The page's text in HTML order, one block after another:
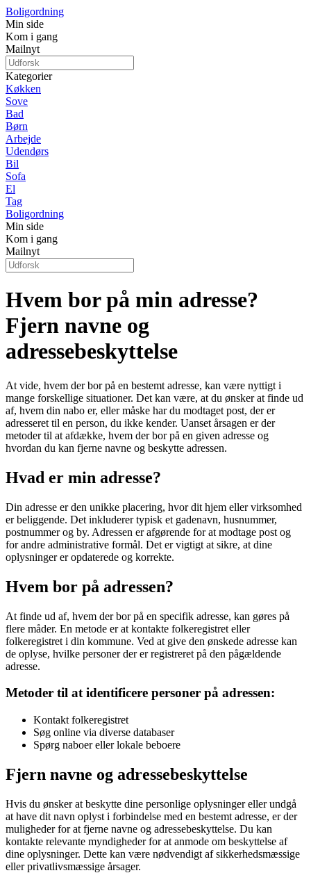
Boligordning
Min side
Kom i gang
Mailnyt
Kategorier
Køkken
Sove
Bad
Børn
Arbejde
Udendørs
Bil
Sofa
El
Tag
Boligordning
Min side
Kom i gang
Mailnyt
Hvem bor på min adresse?
Fjern navne og
adressebeskyttelse
At vide, hvem der bor på en bestemt adresse, kan være nyttigt i
mange forskellige situationer. Det kan være, at du ønsker at finde ud
af, hvem din nabo er, eller måske har du modtaget post, der er
adresseret til en person, du ikke kender. Uanset årsagen er der
metoder til at afdække, hvem der bor på en given adresse og
hvordan du kan fjerne navne og beskytte adressen.
Hvad er min adresse?
Din adresse er den unikke placering, hvor dit hjem eller virksomhed
er beliggende. Det inkluderer typisk et gadenavn, husnummer,
postnummer og by. Adressen er afgørende for at modtage post og
for andre administrative formål. Det er vigtigt at sikre, at dine
oplysninger er opdaterede og korrekte.
Hvem bor på adressen?
At finde ud af, hvem der bor på en specifik adresse, kan gøres på
flere måder. En metode er at kontakte folkeregistret eller
folkeregistret i din kommune. Ved at give den ønskede adresse kan
de oplyse, hvilke personer der er registreret på den pågældende
adresse.
Metoder til at identificere personer på adressen:
Kontakt folkeregistret
Søg online via diverse databaser
Spørg naboer eller lokale beboere
Fjern navne og adressebeskyttelse
Hvis du ønsker at beskytte dine personlige oplysninger eller undgå
at have dit navn oplyst i forbindelse med en bestemt adresse, er der
muligheder for at fjerne navne og adressebeskyttelse. Du kan
kontakte relevante myndigheder for at anmode om beskyttelse af
dine oplysninger. Dette kan være nødvendigt af sikkerhedsmæssige
eller privatlivsmæssige årsager.